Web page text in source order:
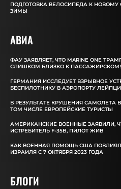
ПОДГОТОВКА ВЕЛОСИПЕДА К НОВОМУ
ЗИМЫ
АВИА
ФАУ ЗАЯВЛЯЕТ, ЧТО MARINE ONE
СЛИШКОМ БЛИЗКО К
ГЕРМАНИЯ ИССЛЕДУЕТ ВЗРЫВНОЕ
БЕСПИЛОТНИКУ В АЭРОПОРТУ
В РЕЗУЛЬТАТЕ КРУШЕНИЯ САМОЛЕТА
ТОМ ЧИСЛЕ ЕВРОПЕЙСКИЕ ТУРИСТЫ
АМЕРИКАНСКИЕ ВОЕННЫЕ ЗАЯВИЛИ,
ИСТРЕБИТЕЛЬ F-35B, ПИЛОТ ЖИВ
КАК ВОЕННАЯ ПОМОЩЬ США
ИЗРАИЛЯ С 7 ОКТЯБРЯ 2023 ГОДА
БЛОГИ